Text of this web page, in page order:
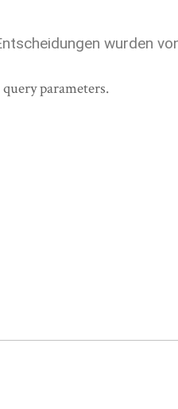
wurden
parameters.